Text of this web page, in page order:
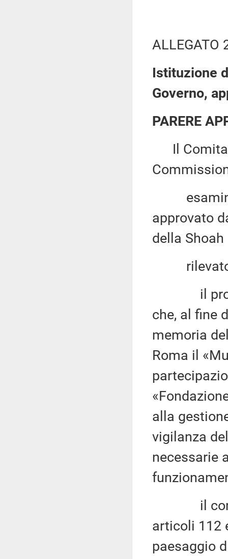
ALLEGATO
Istituzione
Governo,
PARERE
Il
approvato
della Shoah
rilevato
il
che, al fine
memoria
Roma il
alla
vigilanza
necessarie
il
articoli 112
paesaggio